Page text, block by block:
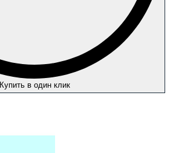
Купить в один клик